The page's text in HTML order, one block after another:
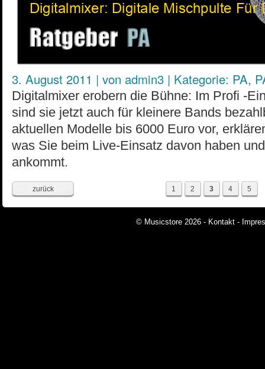
3. August 2011 | von admin3 | Kategorie: PA,
Digitalmixer erobern die Bühne: Im Profi -
sind sie jetzt auch für kleinere Bands
aktuellen Modelle bis 6000 Euro vor,
was Sie beim Live-Einsatz davon haben
ankommt.
zurück 1 2 3 4 5
© Musicstore 2026 - Kontakt -